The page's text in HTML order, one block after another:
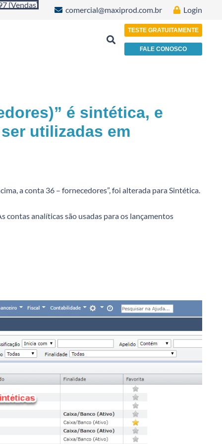
(Vendas)
comercial@maxiprod.com.br Login
TESTE GRATUITAMENTE
FALE CONOSCO
é sintética, e
utilizadas em
a conta 36 – fornecedores”, foi alterada para Sintética.
contas analíticas são usadas para os lançamentos